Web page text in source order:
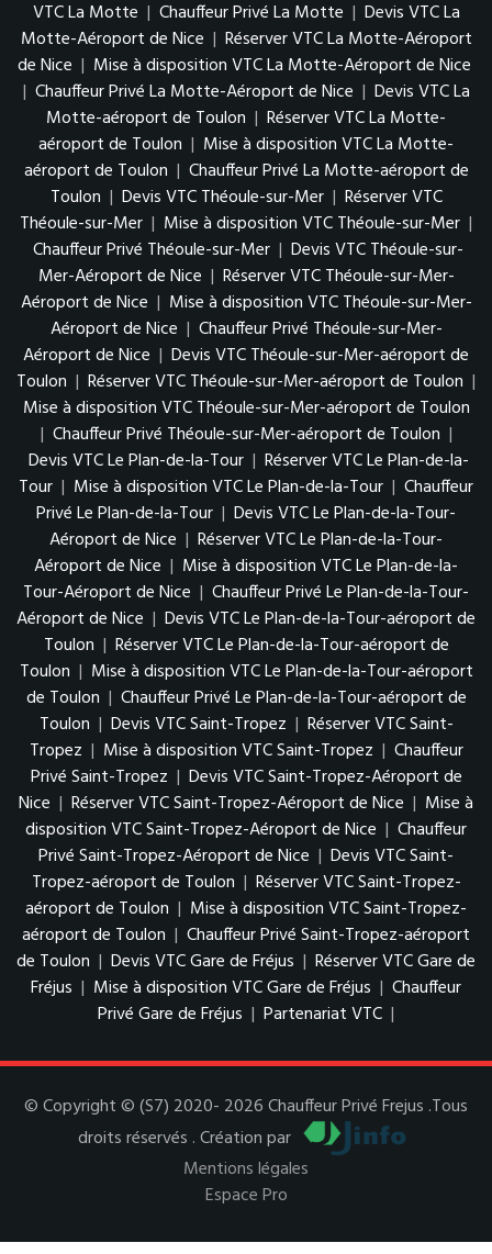
VTC La Motte | Chauffeur Privé La Motte | Devis VTC La
Motte-Aéroport de Nice | Réserver VTC La Motte-Aéroport
de Nice | Mise à disposition VTC La Motte-Aéroport de Nice
| Chauffeur Privé La Motte-Aéroport de Nice | Devis VTC La
Motte-aéroport de Toulon | Réserver VTC La Motte-
aéroport de Toulon | Mise à disposition VTC La Motte-
aéroport de Toulon | Chauffeur Privé La Motte-aéroport de
Toulon | Devis VTC Théoule-sur-Mer | Réserver VTC
Théoule-sur-Mer | Mise à disposition VTC Théoule-sur-Mer |
Chauffeur Privé Théoule-sur-Mer | Devis VTC Théoule-sur-
Mer-Aéroport de Nice | Réserver VTC Théoule-sur-Mer-
Aéroport de Nice | Mise à disposition VTC Théoule-sur-Mer-
Aéroport de Nice | Chauffeur Privé Théoule-sur-Mer-
Aéroport de Nice | Devis VTC Théoule-sur-Mer-aéroport de
Toulon | Réserver VTC Théoule-sur-Mer-aéroport de Toulon |
Mise à disposition VTC Théoule-sur-Mer-aéroport de Toulon
| Chauffeur Privé Théoule-sur-Mer-aéroport de Toulon |
Devis VTC Le Plan-de-la-Tour | Réserver VTC Le Plan-de-la-
Tour | Mise à disposition VTC Le Plan-de-la-Tour | Chauffeur
Privé Le Plan-de-la-Tour | Devis VTC Le Plan-de-la-Tour-
Aéroport de Nice | Réserver VTC Le Plan-de-la-Tour-
Aéroport de Nice | Mise à disposition VTC Le Plan-de-la-
Tour-Aéroport de Nice | Chauffeur Privé Le Plan-de-la-Tour-
Aéroport de Nice | Devis VTC Le Plan-de-la-Tour-aéroport de
Toulon | Réserver VTC Le Plan-de-la-Tour-aéroport de
Toulon | Mise à disposition VTC Le Plan-de-la-Tour-aéroport
de Toulon | Chauffeur Privé Le Plan-de-la-Tour-aéroport de
Toulon | Devis VTC Saint-Tropez | Réserver VTC Saint-
Tropez | Mise à disposition VTC Saint-Tropez | Chauffeur
Privé Saint-Tropez | Devis VTC Saint-Tropez-Aéroport de
Nice | Réserver VTC Saint-Tropez-Aéroport de Nice | Mise à
disposition VTC Saint-Tropez-Aéroport de Nice | Chauffeur
Privé Saint-Tropez-Aéroport de Nice | Devis VTC Saint-
Tropez-aéroport de Toulon | Réserver VTC Saint-Tropez-
aéroport de Toulon | Mise à disposition VTC Saint-Tropez-
aéroport de Toulon | Chauffeur Privé Saint-Tropez-aéroport
de Toulon | Devis VTC Gare de Fréjus | Réserver VTC Gare de
Fréjus | Mise à disposition VTC Gare de Fréjus | Chauffeur
Privé Gare de Fréjus | Partenariat VTC |
© Copyright © (S7) 2020- 2026 Chauffeur Privé Frejus .Tous
droits réservés . Création par
Mentions légales
Espace Pro